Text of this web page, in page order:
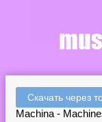
Скачать через
Machina -